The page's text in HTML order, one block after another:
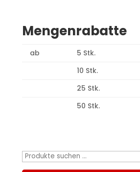
Mengenrabatte
ab 5 Stk.
10 Stk.
25 Stk.
50 Stk.
Suchen